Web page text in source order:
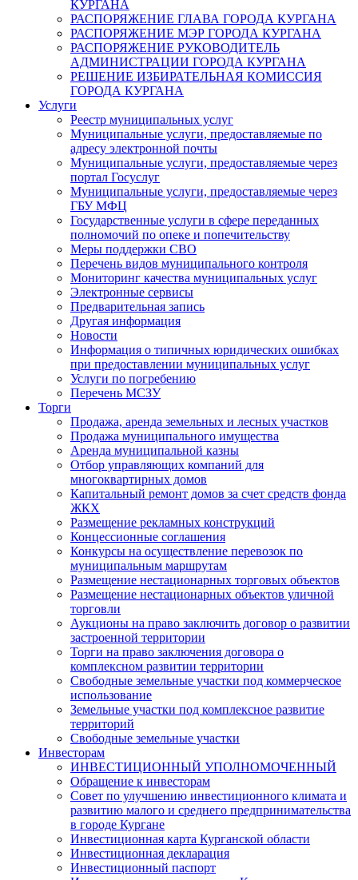
КУРГАНА
РАСПОРЯЖЕНИЕ ГЛАВА ГОРОДА КУРГАНА
РАСПОРЯЖЕНИЕ МЭР ГОРОДА КУРГАНА
РАСПОРЯЖЕНИЕ РУКОВОДИТЕЛЬ
АДМИНИСТРАЦИИ ГОРОДА КУРГАНА
РЕШЕНИЕ ИЗБИРАТЕЛЬНАЯ КОМИССИЯ
ГОРОДА КУРГАНА
Услуги
Реестр муниципальных услуг
Муниципальные услуги, предоставляемые по
адресу электронной почты
Муниципальные услуги, предоставляемые через
портал Госуслуг
Муниципальные услуги, предоставляемые через
ГБУ МФЦ
Государственные услуги в сфере переданных
полномочий по опеке и попечительству
Меры поддержки СВО
Перечень видов муниципального контроля
Мониторинг качества муниципальных услуг
Электронные сервисы
Предварительная запись
Другая информация
Новости
Информация о типичных юридических ошибках
при предоставлении муниципальных услуг
Услуги по погребению
Перечень МСЗУ
Торги
Продажа, аренда земельных и лесных участков
Продажа муниципального имущества
Аренда муниципальной казны
Отбор управляющих компаний для
многоквартирных домов
Капитальный ремонт домов за счет средств фонда
ЖКХ
Размещение рекламных конструкций
Концессионные соглашения
Конкурсы на осуществление перевозок по
муниципальным маршрутам
Размещение нестационарных торговых объектов
Размещение нестационарных объектов уличной
торговли
Аукционы на право заключить договор о развитии
застроенной территории
Торги на право заключения договора о
комплексном развитии территории
Свободные земельные участки под коммерческое
использование
Земельные участки под комплексное развитие
территорий
Свободные земельные участки
Инвесторам
ИНВЕСТИЦИОННЫЙ УПОЛНОМОЧЕННЫЙ
Обращение к инвесторам
Совет по улучшению инвестиционного климата и
развитию малого и среднего предпринимательства
в городе Кургане
Инвестиционная карта Курганской области
Инвестиционная декларация
Инвестиционный паспорт